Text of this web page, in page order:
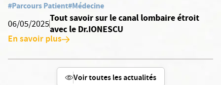
#Parcours Patient#Médecine
06/05/2025
Tout savoir sur le canal lombaire étroit
avec le Dr.IONESCU
En savoir plus
Voir toutes les actualités